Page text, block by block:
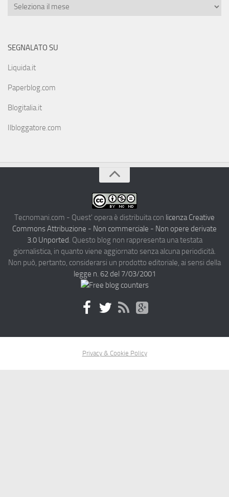
SEGNALATO SU
Liquida.it
Paperblog.com
Blogitalia.it
Ilbloggatore.com
Tecnomani.com - Quest' opera è distribuita con licenza Creative
Commons Attribuzione - Non commerciale - Non opere derivate
3.0 Unported. Questo blog non rappresenta una testata
giornalistica, in quanto viene aggiornato senza alcuna periodicità.
Non può, pertanto, considerarsi un prodotto editoriale, ai sensi della
legge n. 62 del 7/03/2001
Privacy & Cookie Policy